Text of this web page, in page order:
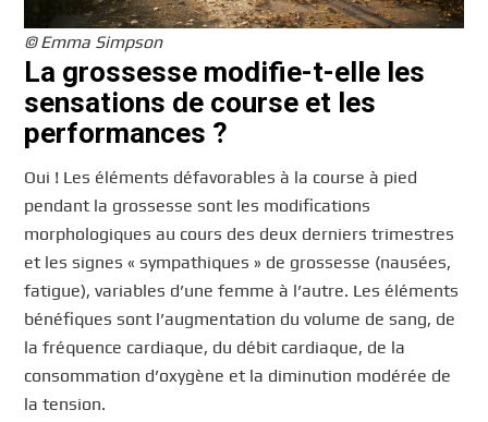
© Emma Simpson
La grossesse modifie-t-elle les
sensations de course et les
performances ?
Oui ! Les éléments défavorables à la course à pied
pendant la grossesse sont les modifications
morphologiques au cours des deux derniers trimestres
et les signes « sympathiques » de grossesse (nausées,
fatigue), variables d’une femme à l’autre. Les éléments
bénéfiques sont l’augmentation du volume de sang, de
la fréquence cardiaque, du débit cardiaque, de la
consommation d’oxygène et la diminution modérée de
la tension.